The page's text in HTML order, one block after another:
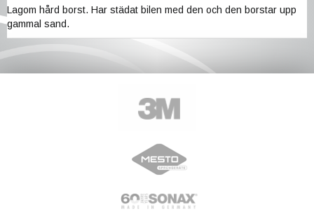
Lagom hård borst. Har städat bilen med den och den borstar upp
gammal sand.